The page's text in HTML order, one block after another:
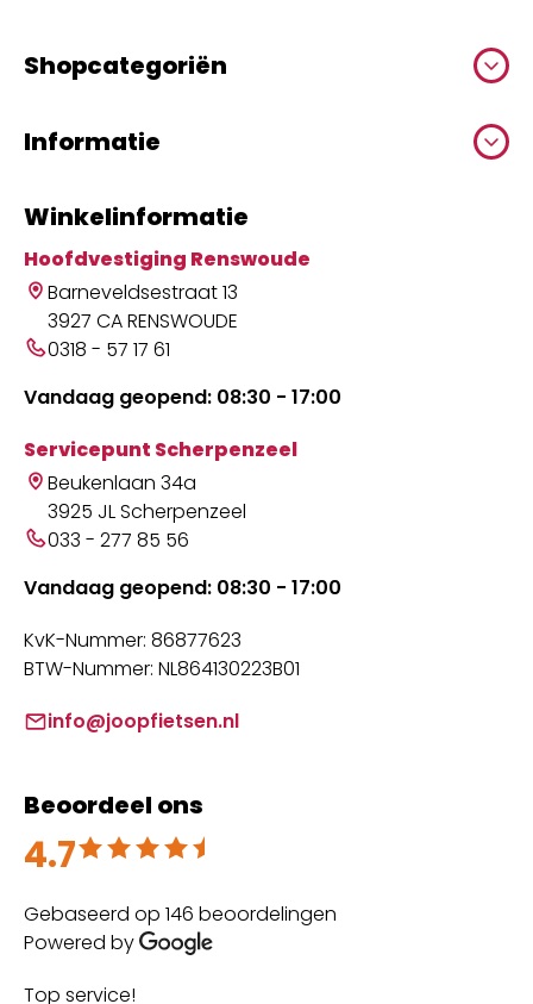
Shopcategoriën
Informatie
Winkelinformatie
Hoofdvestiging Renswoude
Barneveldsestraat 13
3927 CA RENSWOUDE
0318 - 57 17 61
Vandaag geopend: 08:30 - 17:00
Servicepunt Scherpenzeel
Beukenlaan 34a
3925 JL Scherpenzeel
033 - 277 85 56
Vandaag geopend: 08:30 - 17:00
KvK-Nummer: 86877623
BTW-Nummer: NL864130223B01
info@joopfietsen.nl
Beoordeel ons
4.7
Beoordeeld met 4.7 uit 5
Gebaseerd op 146 beoordelingen
Powered by
Top service!